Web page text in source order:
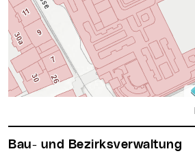
Bau- und Bezirksverwaltung